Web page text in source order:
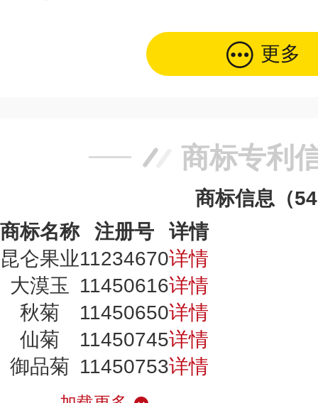
更多
商标专利
商标信息（
商标名称
注册号
详情
昆仑果业11234670详情
大漠玉
11450616详情
秋菊
11450650详情
仙菊
11450745详情
御品菊 11450753详情